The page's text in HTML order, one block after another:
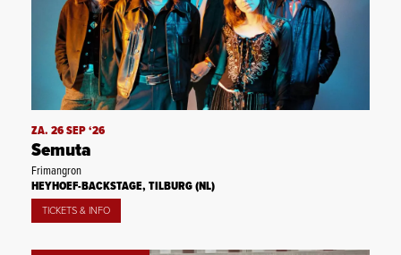
ZA. 26 SEP ‘26
Semuta
Frimangron
HEYHOEF-BACKSTAGE, TILBURG (NL)
TICKETS & INFO